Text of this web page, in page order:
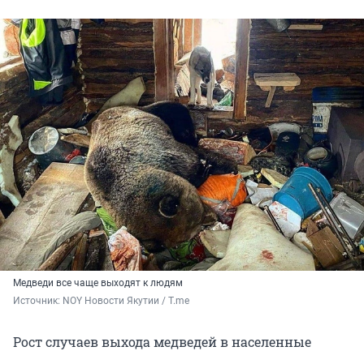
Медведи все чаще выходят к людям
Источник: NOY Новости Якутии / T.me
Рост случаев выхода медведей в населенные